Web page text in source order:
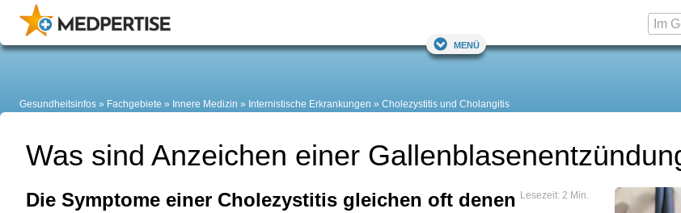
Menü
Gesundheitsinfos Fachgebiete Innere Medizin Internistische Erkrankungen Cholezystitis und Cholangitis
Was sind Anzeichen einer
Lesezeit: 2 Min.
Die Symptome einer Cholezystitis gleichen oft denen